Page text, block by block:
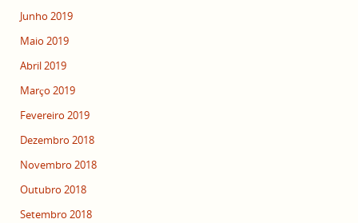
Junho 2019
Maio 2019
Abril 2019
Março 2019
Fevereiro 2019
Dezembro 2018
Novembro 2018
Outubro 2018
Setembro 2018